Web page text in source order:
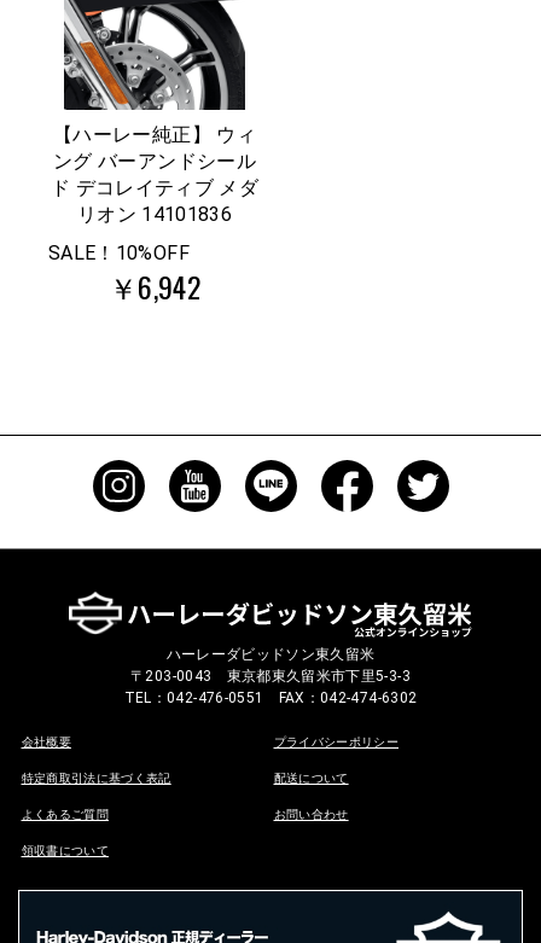
【ハーレー純正】 ウィ
ング バーアンドシール
ド デコレイティブ メダ
リオン 14101836
SALE！10%OFF
￥6,942
ハーレーダビッドソン東久留米
〒203-0043 東京都東久留米市下里5-3-3
TEL：042-476-0551 FAX：042-474-6302
会社概要 プライバシーポリシー
特定商取引法に基づく表記 配送について
よくあるご質問 お問い合わせ
領収書について